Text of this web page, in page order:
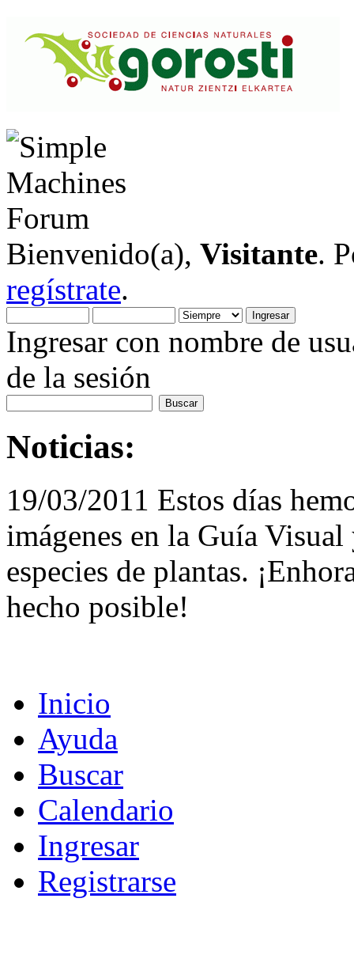
Bienvenido(a), Visitante.
regístrate.
Ingresar con nombre de
de la sesión
Noticias:
19/03/2011 Estos días
imágenes en la Guía
especies de plantas.
hecho posible!
Inicio
Ayuda
Buscar
Calendario
Ingresar
Registrarse